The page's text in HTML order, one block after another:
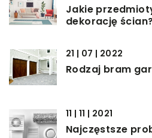
Jakie
dekorację
21 | 07 | 2022
Rodzaj bram
11 | 11 | 2021
Najczęstsze